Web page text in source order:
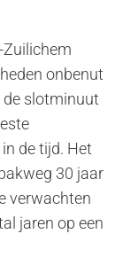
Zuilichem
onbenut
de slotminuut
de tijd. Het
30 jaar
verwachten
jaren op een